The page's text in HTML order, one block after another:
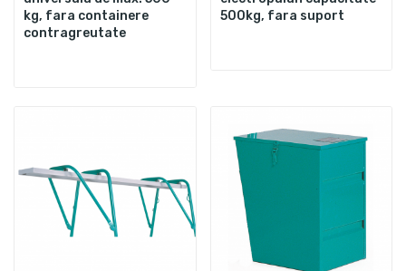
kg, fara containere
contragreutate
500kg, fara suport